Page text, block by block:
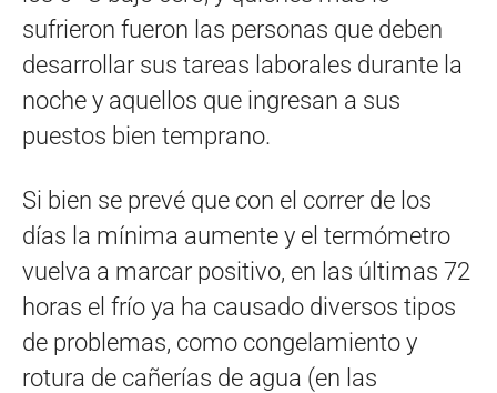
sufrieron fueron las personas que deben
desarrollar sus tareas laborales durante la
noche y aquellos que ingresan a sus
puestos bien temprano.
Si bien se prevé que con el correr de los
días la mínima aumente y el termómetro
vuelva a marcar positivo, en las últimas 72
horas el frío ya ha causado diversos tipos
de problemas, como congelamiento y
rotura de cañerías de agua (en las